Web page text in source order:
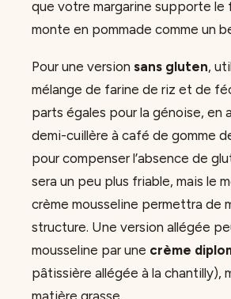
que votre margarine supporte
monte en pommade comme un
Pour une version sans gluten,
mélange de farine de riz et de
parts égales pour la génoise, en
demi-cuillère à café de gomme
pour compenser l’absence de
sera un peu plus friable, mais le
crème mousseline permettra de
structure. Une version allégée
mousseline par une crème
pâtissière allégée à la chantilly),
matière grasse.